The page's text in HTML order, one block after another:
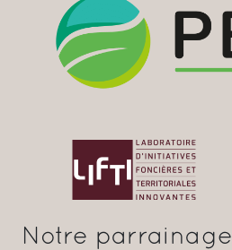
Notre parrainage